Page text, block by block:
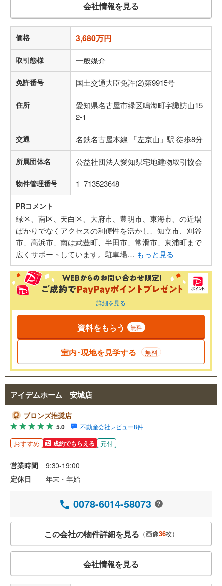
会社情報を見る
価格 3,680万円
取引態様 一般媒介
免許番号 国土交通大臣免許(2)第9915号
住所
愛知県名古屋市緑区鳴海町字諏訪山15
2-1
交通 名鉄名古屋本線 「左京山」駅 徒歩8分
所属団体名 公益社団法人愛知県宅地建物取引協会
物件管理番号 1_713523648
PRコメント
緑区、南区、天白区、大府市、豊明市、東海市、の近場
ばかりでなくアクセスの利便性を活かし、知立市、刈谷
市、高浜市、南は武豊町、半田市、常滑市、東浦町まで
広くサポートしています。駐車場… もっと見る
詳細を見る
資料をもらう 無料
室内･現地を見学する 無料
アイデムホーム 安城店
ブロンズ推奨店
5.0 不動産会社レビュー8件
おすすめ 成約でもらえる 元付
営業時間
9:30-19:00
定休日
年末・年始
0078-6014-58073
この会社の物件詳細を見る （画像36枚）
会社情報を見る